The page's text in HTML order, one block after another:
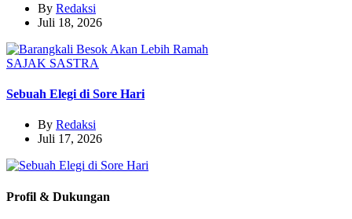
By Redaksi
Juli 18, 2026
SAJAK SASTRA
Sebuah Elegi di Sore Hari
By Redaksi
Juli 17, 2026
Profil & Dukungan